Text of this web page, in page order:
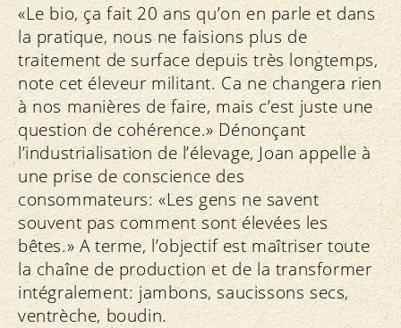
«Le bio, ça fait 20 ans qu’on en parle et dans
la pratique, nous ne faisions plus de
traitement de surface depuis très longtemps,
note cet éleveur militant. Ca ne changera rien
à nos manières de faire, mais c’est juste une
question de cohérence.» Dénonçant
l’industrialisation de l’élevage, Joan appelle à
une prise de conscience des
consommateurs: «Les gens ne savent
souvent pas comment sont élevées les
bêtes.» A terme, l’objectif est maîtriser toute
la chaîne de production et de la transformer
intégralement: jambons, saucissons secs,
ventrèche, boudin.